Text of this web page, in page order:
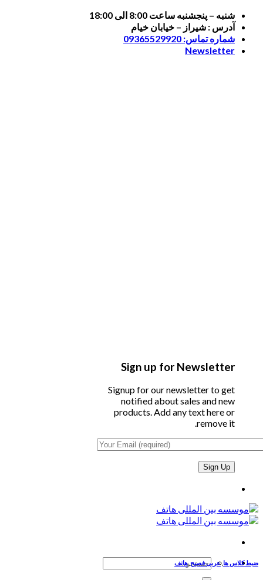
Skip
content
شنبه – پنجشنبه ساعت 8:00 الی 18:00
آدرس : شیراز – خیابان خیام
شماره تماس: 09365529920
Newsletter
Sign up for Newsletter
Signup for our newsletter to get
notified about sales and new
products. Add any text here or
remove it.
جستجو
ضبط کلاس ها ,عربی فصیح,هاتف